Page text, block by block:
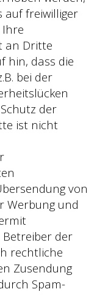
auf freiwilliger
Ihre
an Dritte
hin, dass die
bei der
der
ist nicht
von
Werbung und
Betreiber der
rechtliche
Zusendung
Spam-